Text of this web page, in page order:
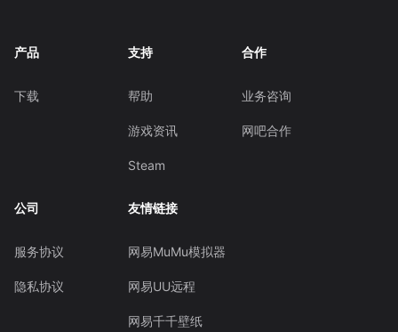
产品
下载
支持
帮助
游戏资讯
Steam
合作
业务咨询
网吧合作
公司
服务协议
隐私协议
友情链接
网易MuMu模拟器
网易UU远程
网易千千壁纸